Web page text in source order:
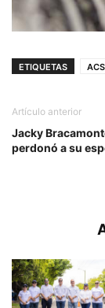
ETIQUETAS
Artículo anterior
Jacky
perdonó a su